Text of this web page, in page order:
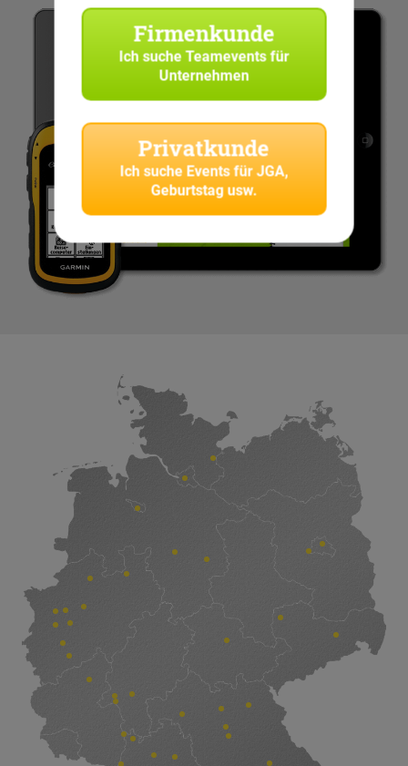
Firmenkunde
Ich sucheTeamevents für
Unternehmen
Privatkunde
Ich suche Events für JGA,
Geburtstag usw.